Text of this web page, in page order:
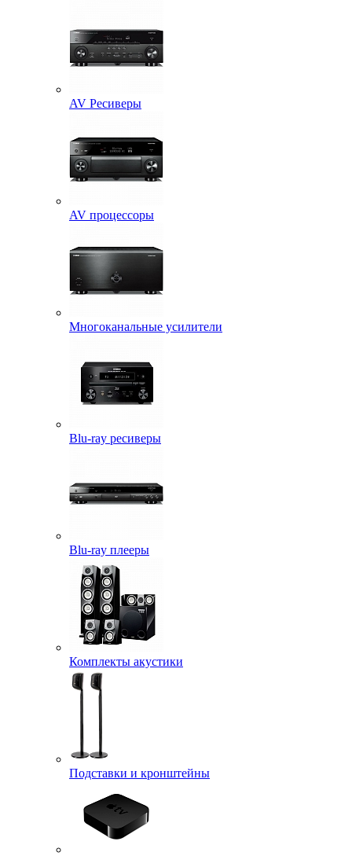
AV Ресиверы
AV процессоры
Многоканальные усилители
Blu-ray ресиверы
Blu-ray плееры
Комплекты акустики
Подставки и кронштейны